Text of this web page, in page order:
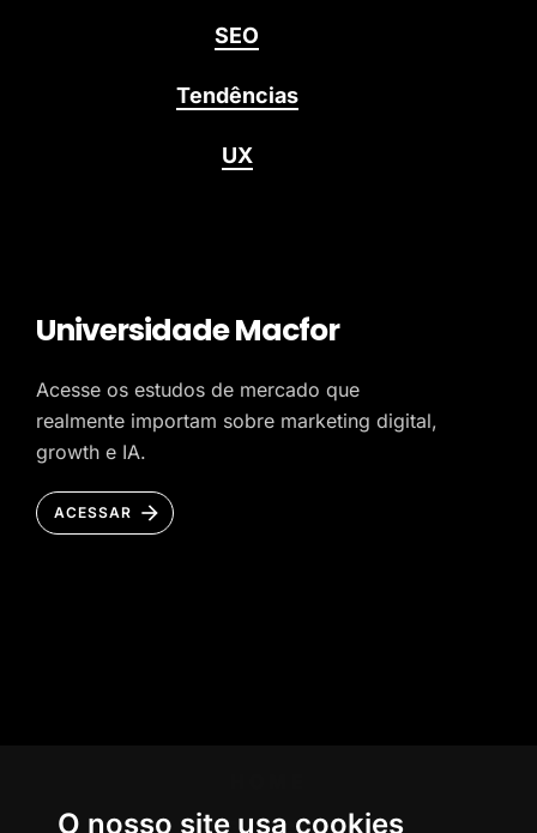
O nosso site usa cookies
SEO
Tendências
UX
Universidade Macfor
Acesse os estudos de mercado que
realmente importam sobre marketing digital,
growth e IA.
ACESSAR
AGÊNCIA